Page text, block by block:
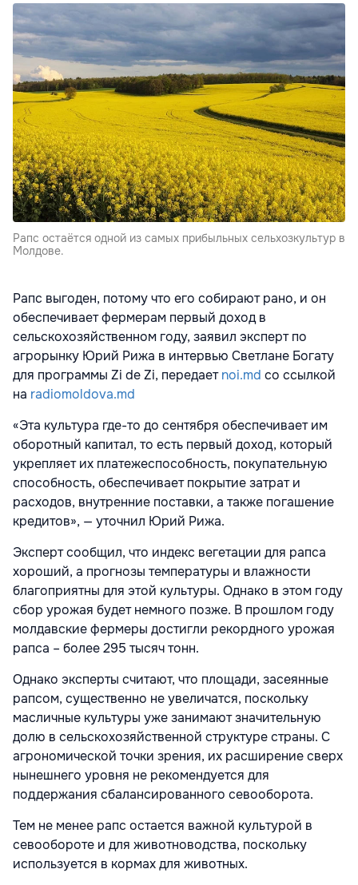
Рапс остаётся одной из самых прибыльных сельхозкультур в
Молдове.
Рапс выгоден, потому что его собирают рано, и он
обеспечивает фермерам первый доход в
сельскохозяйственном году, заявил эксперт по
агрорынку Юрий Рижа в интервью Светлане Богату
для программы Zi de Zi, передаетnoi.md со ссылкой
на radiomoldova.md
«Эта культура где-то до сентября обеспечивает им
оборотный капитал, то есть первый доход, который
укрепляет их платежеспособность, покупательную
способность, обеспечивает покрытие затрат и
расходов, внутренние поставки, а также погашение
кредитов», — уточнил Юрий Рижа.
Эксперт сообщил, что индекс вегетации для рапса
хороший, а прогнозы температуры и влажности
благоприятны для этой культуры. Однако в этом году
сбор урожая будет немного позже. В прошлом году
молдавские фермеры достигли рекордного урожая
рапса – более 295 тысяч тонн.
Однако эксперты считают, что площади, засеянные
рапсом, существенно не увеличатся, поскольку
масличные культуры уже занимают значительную
долю в сельскохозяйственной структуре страны. С
агрономической точки зрения, их расширение сверх
нынешнего уровня не рекомендуется для
поддержания сбалансированного севооборота.
Тем не менее рапс остается важной культурой в
севообороте и для животноводства, поскольку
используется в кормах для животных.